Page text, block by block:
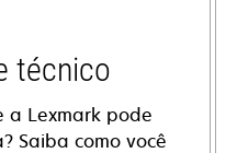
técnico
a Lexmark pode
Saiba como você